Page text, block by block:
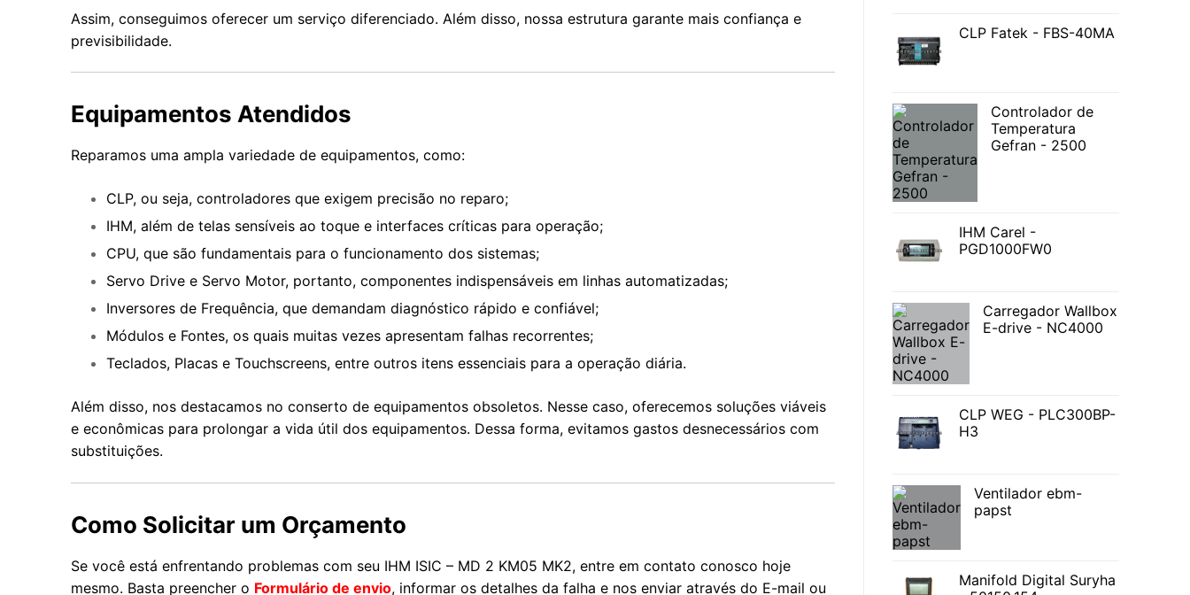
Assim, conseguimos oferecer um serviço diferenciado. Além disso, nossa estrutura garante mais confiança e
previsibilidade.
Equipamentos Atendidos
Reparamos uma ampla variedade de equipamentos, como:
CLP, ou seja, controladores que exigem precisão no reparo;
IHM, além de telas sensíveis ao toque e interfaces críticas para operação;
CPU, que são fundamentais para o funcionamento dos sistemas;
Servo Drive e Servo Motor, portanto, componentes indispensáveis em linhas automatizadas;
Inversores de Frequência, que demandam diagnóstico rápido e confiável;
Módulos e Fontes, os quais muitas vezes apresentam falhas recorrentes;
Teclados, Placas e Touchscreens, entre outros itens essenciais para a operação diária.
Além disso, nos destacamos no conserto de equipamentos obsoletos. Nesse caso, oferecemos soluções viáveis
e econômicas para prolongar a vida útil dos equipamentos. Dessa forma, evitamos gastos desnecessários com
substituições.
Como Solicitar um Orçamento
Se você está enfrentando problemas com seu IHM ISIC – MD 2 KM05 MK2, entre em contato conosco hoje
mesmo. Basta preencher o Formulário de envio, informar os detalhes da falha e nos enviar através do E-mail ou
CLP Fatek - FBS-40MA
Controlador de
Temperatura
Gefran - 2500
IHM Carel -
PGD1000FW0
Carregador Wallbox
E-drive - NC4000
CLP WEG - PLC300BP-
H3
Ventilador ebm-
papst
Manifold Digital Suryha